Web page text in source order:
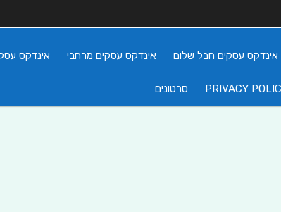
אינדקס עסקים חבל שלום אינדקס עסקים מרחבי אינדקס
PRIVACY סרטונים